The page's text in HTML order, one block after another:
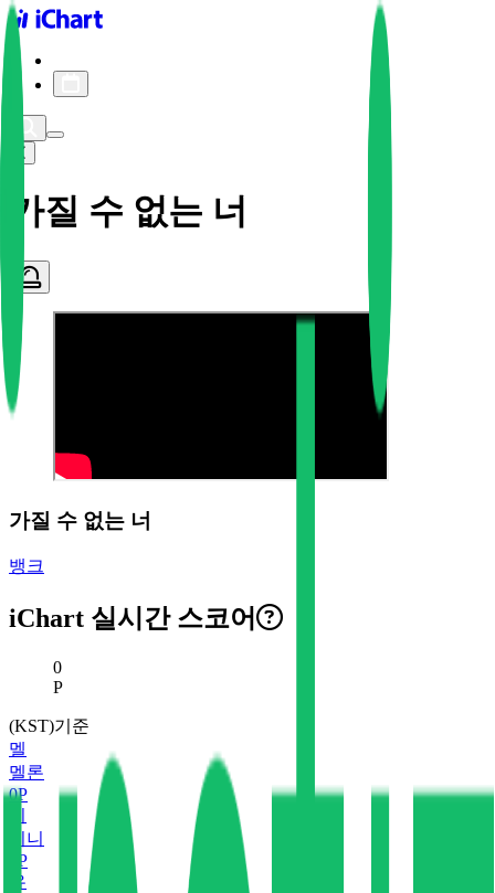
iChart logo
가질 수 없는 너
가질 수 없는 너
뱅크
iChart 실시간 스코어
현재 스코어
0
P
(KST)기준
멜
멜론
0P
지니
P
유